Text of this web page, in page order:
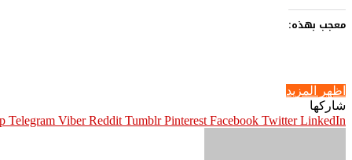
معجب بهذه:
اظهر المزيد
شاركها
Facebook Twitter LinkedIn
Pinterest
Telegram Viber